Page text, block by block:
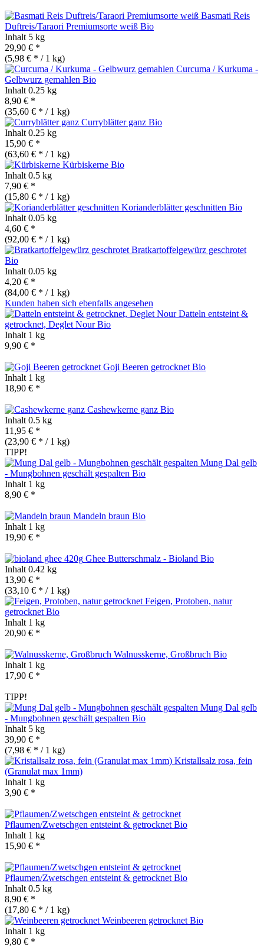
Basmati Reis
Duftreis/Taraori Premiumsorte weiß Bio
Inhalt 5 kg
29,90 € *
(5,98 € * / 1 kg)
Curcuma / Kurkuma -
Gelbwurz gemahlen Bio
Inhalt 0.25 kg
8,90 € *
(35,60 € * / 1 kg)
Curryblätter ganz Bio
Inhalt 0.25 kg
15,90 € *
(63,60 € * / 1 kg)
Kürbiskerne Bio
Inhalt 0.5 kg
7,90 € *
(15,80 € * / 1 kg)
Korianderblätter geschnitten Bio
Inhalt 0.05 kg
4,60 € *
(92,00 € * / 1 kg)
Bratkartoffelgewürz geschrotet
Bio
Inhalt 0.05 kg
4,20 € *
(84,00 € * / 1 kg)
Kunden haben sich ebenfalls angesehen
Datteln entsteint &
getrocknet, Deglet NourBio
Inhalt 1 kg
9,90 € *
Goji Beeren getrocknet Bio
Inhalt 1 kg
18,90 € *
Cashewkerne ganz Bio
Inhalt 0.5 kg
11,95 € *
(23,90 € * / 1 kg)
TIPP!
Mung Dal gelb
- Mungbohnen geschält gespalten Bio
Inhalt 1 kg
8,90 € *
Mandeln braun Bio
Inhalt 1 kg
19,90 € *
Ghee Butterschmalz - Bioland Bio
Inhalt 0.42 kg
13,90 € *
(33,10 € * / 1 kg)
Feigen, Protoben, natur
getrocknet Bio
Inhalt 1 kg
20,90 € *
Walnusskerne, Großbruch Bio
Inhalt 1 kg
17,90 € *
TIPP!
Mung Dal gelb
- Mungbohnen geschält gespalten Bio
Inhalt 5 kg
39,90 € *
(7,98 € * / 1 kg)
Kristallsalz rosa, fein
(Granulat max 1mm)
Inhalt 1 kg
3,90 € *
Pflaumen/Zwetschgen entsteint & getrocknet Bio
Inhalt 1 kg
15,90 € *
Pflaumen/Zwetschgen entsteint & getrocknet Bio
Inhalt 0.5 kg
8,90 € *
(17,80 € * / 1 kg)
Weinbeeren getrocknet Bio
Inhalt 1 kg
9,80 € *